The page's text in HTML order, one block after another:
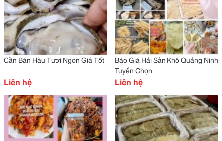
Cần Bán Hàu Tươi Ngon Giá Tốt
Liên hệ
Báo Giá Hải Sản Khô Quảng Ninh
Tuyển Chọn
Liên hệ